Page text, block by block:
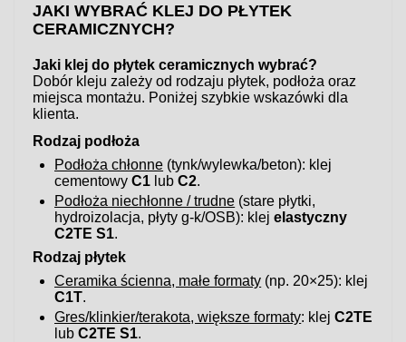
JAKI WYBRAĆ KLEJ DO PŁYTEK
CERAMICZNYCH?
Jaki klej do płytek ceramicznych wybrać?
Dobór kleju zależy od rodzaju płytek, podłoża oraz
miejsca montażu. Poniżej szybkie wskazówki dla
klienta.
Rodzaj podłoża
Podłoża chłonne (tynk/wylewka/beton): klej
cementowyC1 lubC2.
Podłoża niechłonne / trudne (stare płytki,
hydroizolacja, płyty g-k/OSB): klejelastyczny
C2TE S1.
Rodzaj płytek
Ceramika ścienna, małe formaty (np. 20×25): klej
C1T.
Gres/klinkier/terakota, większe formaty: klejC2TE
lubC2TE S1.